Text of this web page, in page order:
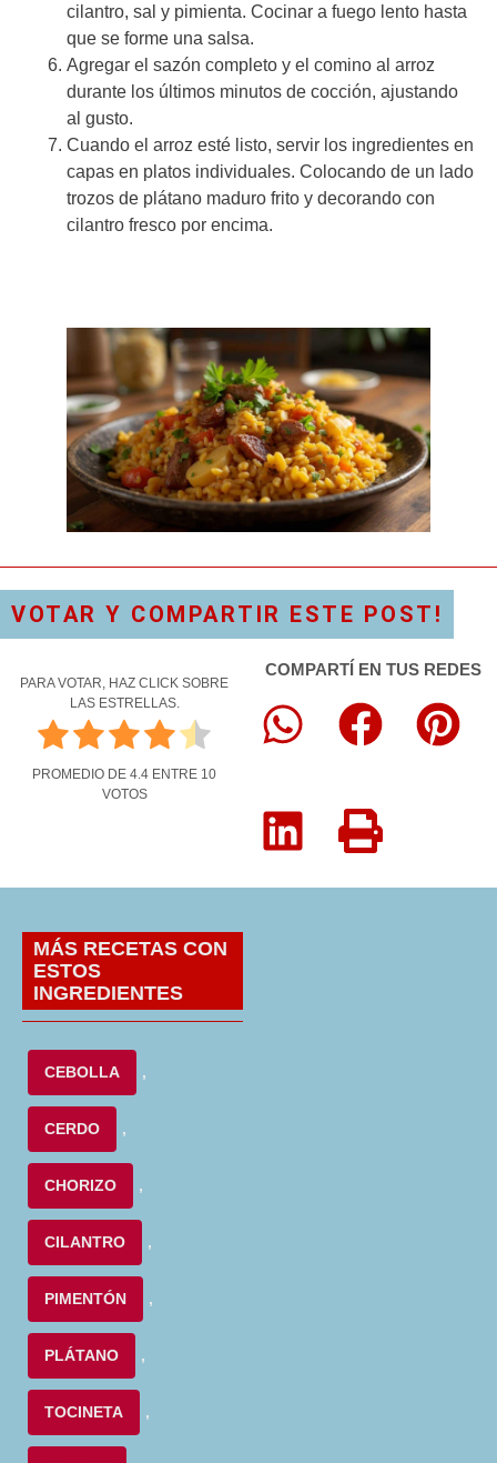
cilantro, sal y pimienta. Cocinar a fuego lento hasta
que se forme una salsa.
Agregar el sazón completo y el comino al arroz
durante los últimos minutos de cocción, ajustando
al gusto.
Cuando el arroz esté listo, servir los ingredientes en
capas en platos individuales. Colocando de un lado
trozos de plátano maduro frito y decorando con
cilantro fresco por encima.
VOTAR Y COMPARTIR ESTE POST!
PARA VOTAR, HAZ CLICK SOBRE
LAS ESTRELLAS.
PROMEDIO DE 4.4 ENTRE 10
VOTOS
COMPARTÍ EN TUS REDES
MÁS RECETAS CON
ESTOS
INGREDIENTES
CEBOLLA ,
CERDO ,
CHORIZO ,
CILANTRO ,
PIMENTÓN ,
PLÁTANO ,
TOCINETA ,